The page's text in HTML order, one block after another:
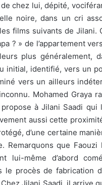
chez lui, dépité,
noire, dans un cri
films suivants de
? » de l’appartement
plus généralement,
initial, identifié, vers un
vers un ailleurs
Mohamed Graya
à Jilani Saadi
aussi cette
d’une certaine
Remarquons que
lui-même d’abord
le procès de fabrication